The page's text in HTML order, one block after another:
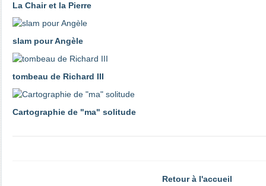
La Chair et la Pierre
slam pour Angèle
tombeau de Richard III
Cartographie de "ma" solitude
Retour à l'accueil